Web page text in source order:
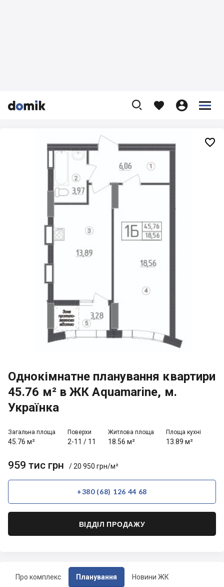


    


Про комплекс Планування Новини ЖК
Однокімнатне планування квартири
45.76 м² в ЖК Aquamarine, м.
Українка
Загальна площа
45.76 м²
Поверхи
2-11 / 11
Житлова площа
18.56 м²
Площа кухні
13.89 м²
959 тис грн / 20 950 грн/м²
+380 (68) 126 44 68
ВІДДІЛ ПРОДАЖУ
